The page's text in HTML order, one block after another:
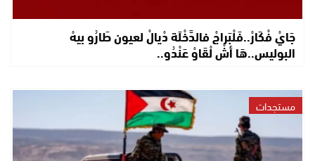
جَايْ فْكَارْ..فَلْبَراجْ فالدَّخْلَة دْيالْ لعيون طَارُو بيهْ
البوليس..هَا أشْ لْقَاوْ عَنْدُو..
مستجدات